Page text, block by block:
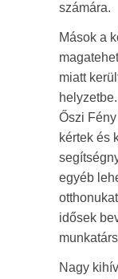
számára.
Mások a
miatt
Őszi
kértek és
egyéb
idősek
Nagy